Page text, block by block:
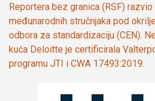
Reportera bez granica (RSF)
međunarodnih stručnjaka pod
odbora za standardizaciju (CEN).
kuća Deloitte je certificirala
programu JTI i CWA 17493:2019.